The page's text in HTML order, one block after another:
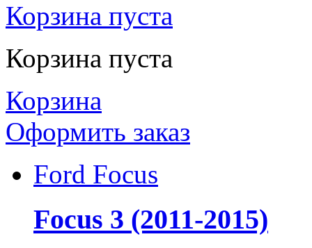
Корзина пуста
Корзина пуста
Корзина
Оформить заказ
Ford Focus
Focus 3 (2011-2015)